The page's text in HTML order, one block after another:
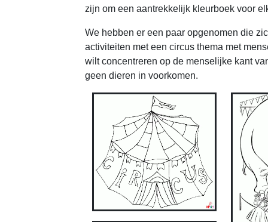
zijn om een aantrekkelijk kleurboek voor
We hebben er een paar opgenomen die
activiteiten met een circus thema met
wilt concentreren op de menselijke kant
geen dieren in voorkomen.